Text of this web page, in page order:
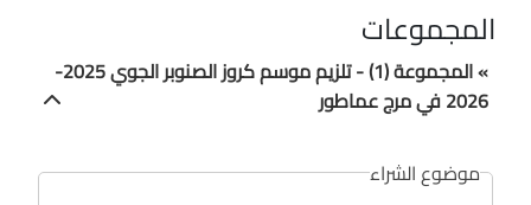
المجموعات
» المجموعة (1) - تلزيم موسم كروز الصنوبر الجوي 2025-
2026 في مرج عماطور
موضوع الشراء